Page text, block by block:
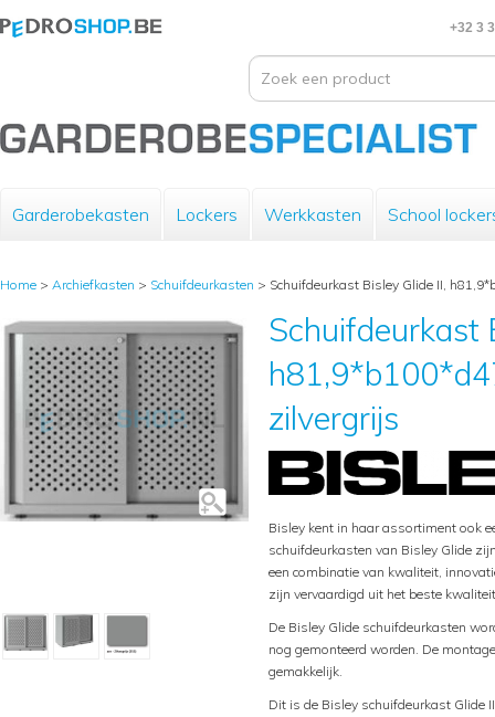
+32 3
Garderobekasten Lockers Werkkasten School
Home > Archiefkasten > Schuifdeurkasten > Schuifdeurkast Bisley Glide II,
Schuifdeurkast
zilvergrijs
Bisley kent in haar assortiment ook
schuifdeurkasten van Bisley Glide
een combinatie van kwaliteit,
zijn vervaardigd uit het beste
De Bisley Glide schuifdeurkasten
nog gemonteerd worden. De
gemakkelijk.
Dit is de Bisley schuifdeurkast Glide